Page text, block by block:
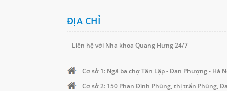
ĐỊA CHỈ
Liên hệ với Nha khoa Quang Hưng 24/7
Cơ sở 1: Ngã ba chợ Tân Lập - Đan Phượng - Hà
Cơ sở 2: 150 Phan Đình Phùng, thị trấn Phùng,